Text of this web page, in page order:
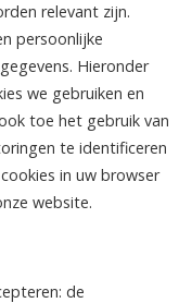
relevant zijn.
persoonlijke
Hieronder
we gebruiken en
toe het gebruik van
te identificeren
in uw browser
website.
de